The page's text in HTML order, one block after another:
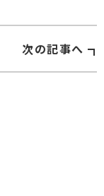
次の記事へ